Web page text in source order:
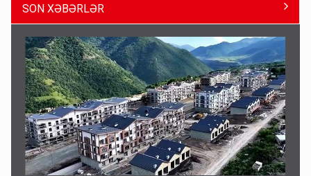
ŞOK! David Seliverstov ölkədən qaçdı
6 Avqust 14:14
SON XƏBƏRLƏR